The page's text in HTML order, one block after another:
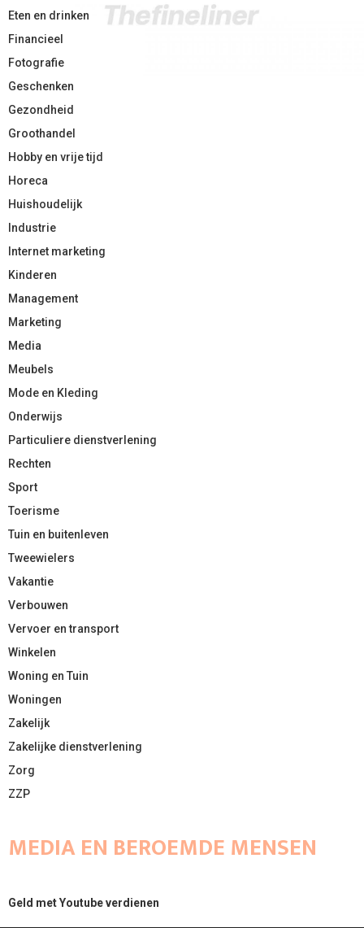
Eten en drinken
Financieel
Fotografie
Geschenken
Gezondheid
Groothandel
Hobby en vrije tijd
Horeca
Huishoudelijk
Industrie
Internet marketing
Kinderen
Management
Marketing
Media
Meubels
Mode en Kleding
Onderwijs
Particuliere dienstverlening
Rechten
Sport
Toerisme
Tuin en buitenleven
Tweewielers
Vakantie
Verbouwen
Vervoer en transport
Winkelen
Woning en Tuin
Woningen
Zakelijk
Zakelijke dienstverlening
Zorg
ZZP
MEDIA EN BEROEMDE MENSEN
Geld met Youtube verdienen